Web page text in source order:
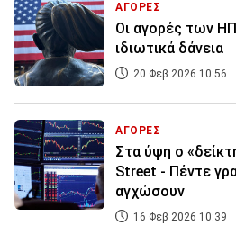
ΑΓΟΡΕΣ
Οι αγορές των
ιδιωτικά δάνεια
20 Φεβ 2026 10:56
ΑΓΟΡΕΣ
Στα ύψη ο
Street - Πέντε
αγχώσουν
16 Φεβ 2026 10:39